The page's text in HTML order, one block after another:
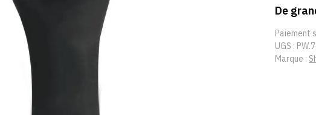
De
Paiement
UGS :
Marque :